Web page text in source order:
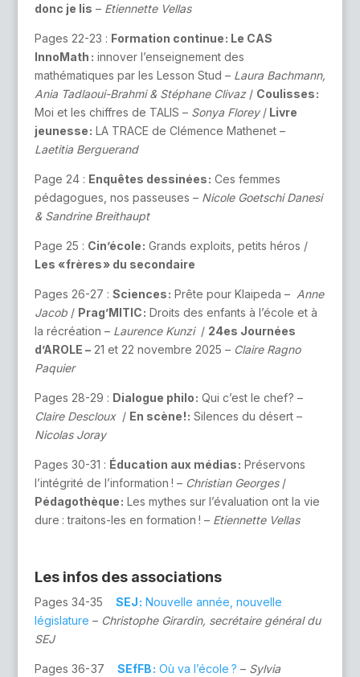
donc je lis – Etiennette Vellas
Pages 22-23 : Formation continue : Le CAS
InnoMath : innover l’enseignement des
mathématiques par les Lesson Stud – Laura Bachmann,
Ania Tadlaoui-Brahmi & Stéphane Clivaz/ Coulisses :
Moi et les chiffres de TALIS – Sonya Florey/Livre
jeunesse : LA TRACE de Clémence Mathenet –
Laetitia Berguerand
Page 24 : Enquêtes dessinées : Ces femmes
pédagogues, nos passeuses –Nicole Goetschi Danesi
& Sandrine Breithaupt
Page 25 : Cin’école : Grands exploits, petits héros /
Les « frères » du secondaire
Pages 26-27 : Sciences : Prête pour Klaipeda – Anne
Jacob/ Prag’MITIC : Droits des enfants à l’école et à
la récréation – Laurence Kunzi/ 24es Journées
d’AROLE –21 et 22 novembre 2025 – Claire Ragno
Paquier
Pages 28-29 : Dialogue philo : Qui c’est le chef ? –
Claire Descloux/ En scène ! : Silences du désert –
Nicolas Joray
Pages 30-31 : Éducation aux médias : Préservons
l’intégrité de l’information ! –Christian Georges /
Pédagothèque : Les mythes sur l’évaluation ont la vie
dure : traitons-les en formation ! – Etiennette Vellas
Les infos des associations
Pages 34-35 SEJ : Nouvelle année, nouvelle
législature – Christophe Girardin, secrétaire général du
SEJ
Pages 36- 37 SEfFB : Où va l’école ? – Sylvia